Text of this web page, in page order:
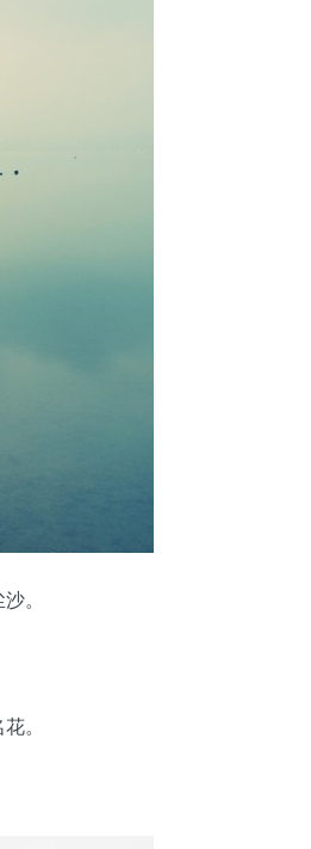
。
。